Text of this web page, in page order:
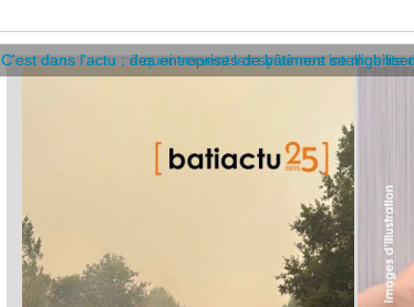
C'est dans l'actu : des entreprises de bâtiment se
C'est dans l'actu : à quoi servent les systèmes intelligents